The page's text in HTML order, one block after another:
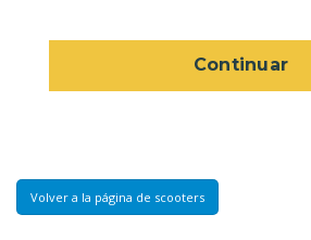
Continuar
Volver a la página de scooters